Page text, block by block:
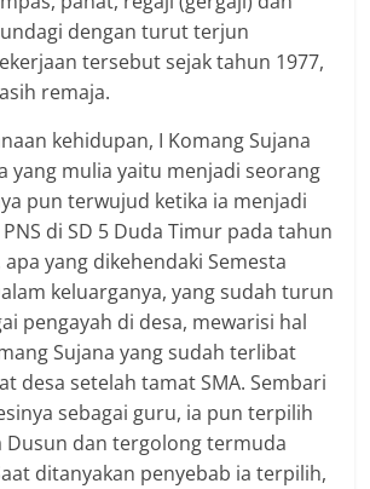
dengan turut terjun
tersebut sejak tahun 1977,
remaja.
kehidupan, I Komang Sujana
yang mulia yaitu menjadi seorang
pun terwujud ketika ia menjadi
di SD 5 Duda Timur pada tahun
yang dikehendaki Semesta
keluarganya, yang sudah turun
pengayah di desa, mewarisi hal
Sujana yang sudah terlibat
desa setelah tamat SMA. Sembari
sebagai guru, ia pun terpilih
Dusun dan tergolong termuda
ditanyakan penyebab ia terpilih,